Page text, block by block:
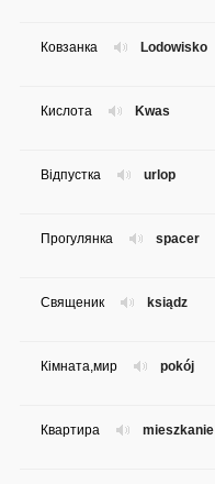
Lodowisko
Ковзанка
Kwas
Кислота
urlop
Відпустка
spacer
Прогулянка
ksiądz
Священик
pokój
Кімната,мир
mieszkanie
Квартира